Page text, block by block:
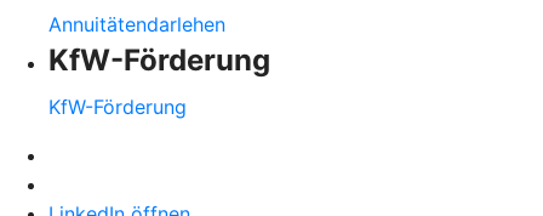
Annuitätendarlehen
KfW-Förderung
KfW-Förderung